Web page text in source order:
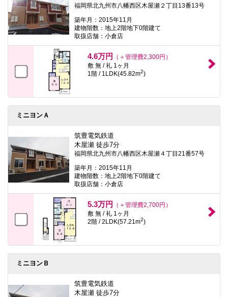
福岡県北九州市八幡西区木屋瀬２丁目13番13号
築年月：2015年11月
建物階数：地上2階地下0階建て
取扱店舗：小倉店
4.6万円
（＋管理費2,300円）
敷 無 / 礼 1ヶ月
1階 / 1LDK(45.82m2)
ミニヨンＡ
筑豊電気鉄道
木屋瀬 徒歩7分
福岡県北九州市八幡西区木屋瀬４丁目21番57号
築年月：2015年11月
建物階数：地上2階地下0階建て
取扱店舗：小倉店
5.3万円
（＋管理費2,700円）
敷 無 / 礼 1ヶ月
2階 / 2LDK(57.21m2)
ミニヨンＢ
筑豊電気鉄道
木屋瀬 徒歩7分